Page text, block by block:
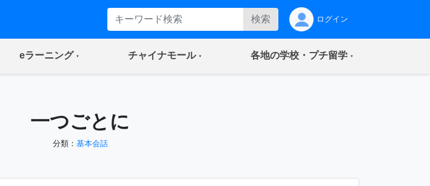
検索 ログイン
eラーニング(current) チャイナモール(current) 各地の学校・プチ留学(current)
一つごとに
分類： 基本会話